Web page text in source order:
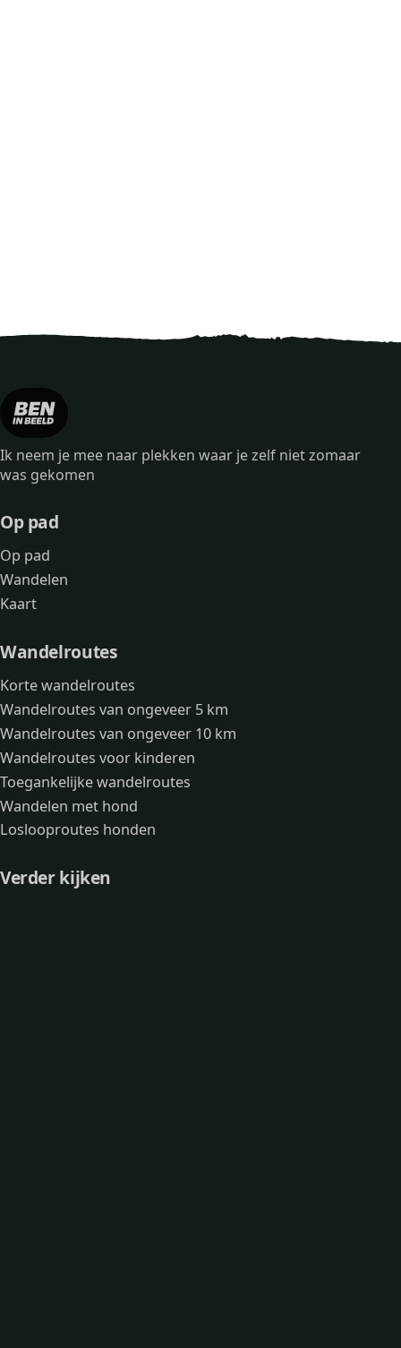
Ik neem je mee naar plekken waar je zelf niet zomaar
was gekomen
Op pad
Op pad
Wandelen
Kaart
Wandelroutes
Korte wandelroutes
Wandelroutes van ongeveer 5 km
Wandelroutes van ongeveer 10 km
Wandelroutes voor kinderen
Toegankelijke wandelroutes
Wandelen met hond
Loslooproutes honden
Verder kijken